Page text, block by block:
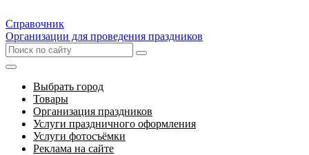
Справочник
Организации для проведения праздников
Выбрать город
Товары
Организация праздников
Услуги праздничного оформления
Услуги фотосъёмки
Реклама на сайте